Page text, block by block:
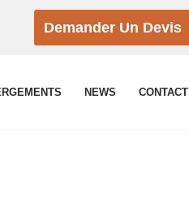
Demander Un Devis
NEWS CONTACT